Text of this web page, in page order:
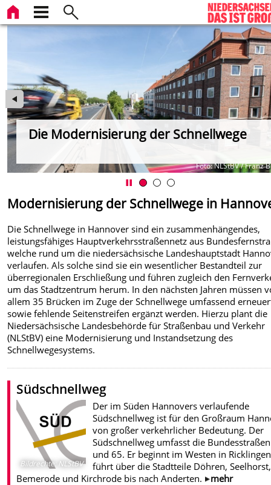
Die Modernisierung der Schnellwege
Foto: NLStBV / Franz
Modernisierung der Schnellwege in
Die Schnellwege in Hannover sind ein zusammenhängendes,
leistungsfähiges Hauptverkehrsstraßennetz aus
welche rund um die niedersächsische Landeshauptstadt
verlaufen. Als solche sind sie ein wesentlicher Bestandteil zur
überregionalen Erschließung und führen zugleich den
um das Stadtzentrum herum. In den nächsten Jahren müssen
allem 35 Brücken im Zuge der Schnellwege umfassend
sowie fehlende Seitenstreifen ergänzt werden. Hierzu plant die
Niedersächsische Landesbehörde für Straßenbau und Verkehr
(NLStBV) eine Modernisierung und Instandsetzung des
Schnellwegesystems.
Südschnellweg
Bildrechte: NLStBV
Der im Süden Hannovers verlaufende
Südschnellweg ist für den Großraum
von großer verkehrlicher Bedeutung. Der
Südschnellweg umfasst die
und 65. Er beginnt im Westen in
führt über die Stadtteile Döhren, Seelhorst,
Bemerode und Kirchrode bis nach Anderten.
mehr